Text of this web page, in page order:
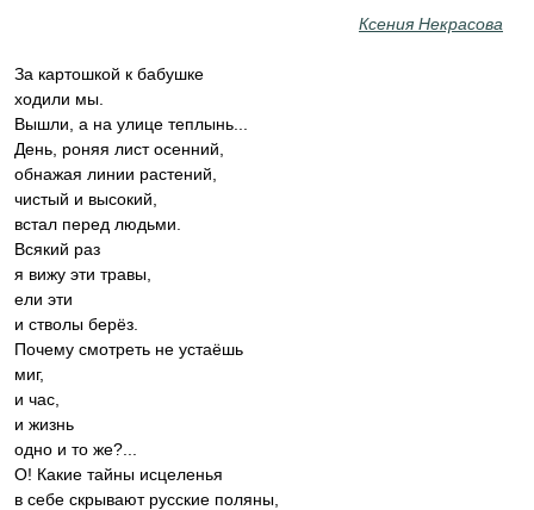
Ксения Некрасова
За картошкой к бабушке
ходили мы.
Вышли, а на улице теплынь...
День, роняя лист осенний,
обнажая линии растений,
чистый и высокий,
встал перед людьми.
Всякий раз
я вижу эти травы,
ели эти
и стволы берёз.
Почему смотреть не устаёшь
миг,
и час,
и жизнь
одно и то же?...
О! Какие тайны исцеленья
в себе скрывают русские поляны,